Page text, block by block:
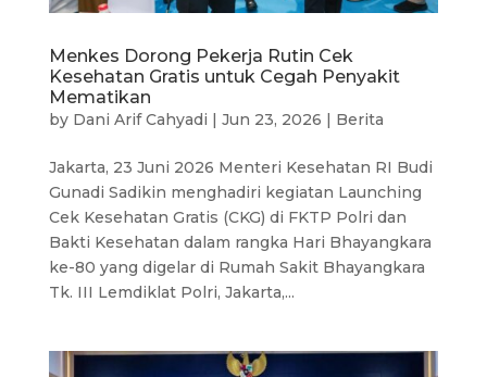
Menkes Dorong Pekerja Rutin Cek
Kesehatan Gratis untuk Cegah Penyakit
Mematikan
by Dani Arif Cahyadi Jun 23, 2026 Berita
Jakarta, 23 Juni 2026 Menteri Kesehatan RI Budi
Gunadi Sadikin menghadiri kegiatan Launching
Cek Kesehatan Gratis (CKG) di FKTP Polri dan
Bakti Kesehatan dalam rangka Hari Bhayangkara
ke-80 yang digelar di Rumah Sakit Bhayangkara
Tk. III Lemdiklat Polri, Jakarta,...